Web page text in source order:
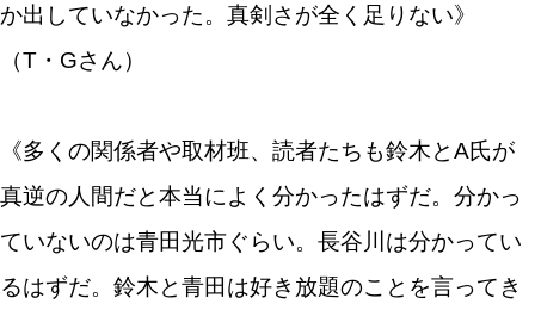
か出していなかった。真剣さが全く足りない》
（T・Gさん）
《多くの関係者や取材班、読者たちも鈴木とA氏が
真逆の人間だと本当によく分かったはずだ。分かっ
ていないのは青田光市ぐらい。長谷川は分かってい
るはずだ。鈴木と青田は好き放題のことを言ってき